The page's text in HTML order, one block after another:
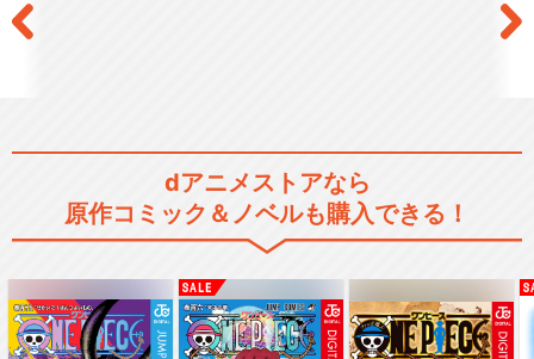
蒼穹のファフナー BEHIND TH
E LINE
dアニメストアなら
原作コミック＆ノベルも購入できる！